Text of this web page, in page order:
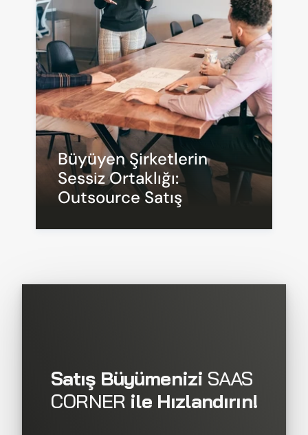
Büyüyen Şirketlerin
Sessiz Ortaklığı:
Outsource Satış
Satış Büyümenizi SAAS
CORNER ile Hızlandırın!